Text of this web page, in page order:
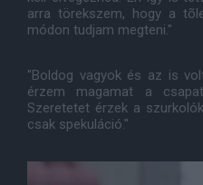
arra törekszem, hogy a
módon tudjam megteni."
"Boldog vagyok és az is
érzem magamat a
Szeretetet érzek a
csak spekuláció."